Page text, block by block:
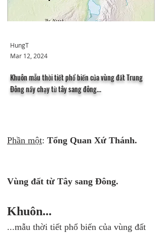
HungT
Mar 12, 2024
Khuôn mẫu thời tiết phổ biến của vùng đất Trung
Đông nầy chạy từ tây sang đông...
Phần một: Tổng Quan Xứ Thánh.
Vùng đất từ Tây sang Đông.
Khuôn...
...mẫu thời tiết phổ biến của vùng đất